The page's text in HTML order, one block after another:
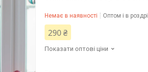
Немає в наявності Оптом і в
290 ₴
Показати оптові ціни